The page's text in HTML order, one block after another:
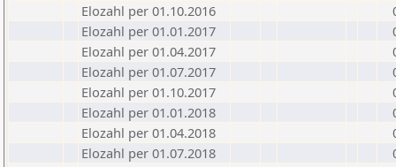
Elozahl per 01.10.2016
Elozahl per 01.01.2017
Elozahl per 01.04.2017
Elozahl per 01.07.2017
Elozahl per 01.10.2017
Elozahl per 01.01.2018
Elozahl per 01.04.2018
Elozahl per 01.07.2018